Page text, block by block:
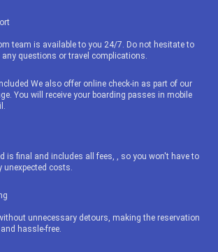
team is available to you 24/7. Do not hesitate to
questions or travel complications.
We also offer online check-in as part of our
You will receive your boarding passes in mobile
is final and includes all fees, , so you won't have to
unexpected costs.
unnecessary detours, making the reservation
hassle-free.